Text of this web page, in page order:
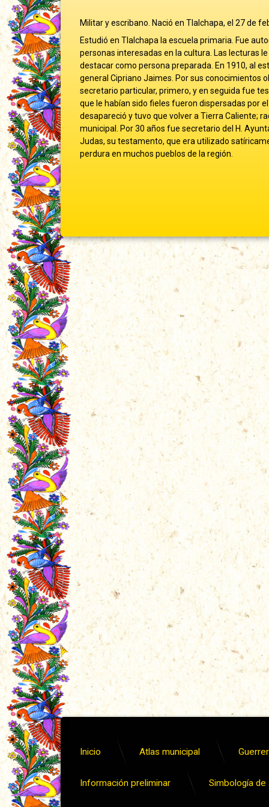
Militar y escribano. Nació en Tlalchapa, el 27 de
Estudió en Tlalchapa la escuela primaria. Fue
personas interesadas en la cultura. Las lecturas
destacar como persona preparada. En 1910, al
general Cipriano Jaimes. Por sus conocimientos
secretario particular, primero, y en seguida fue
que le habían sido fieles fueron dispersadas por
desapareció y tuvo que volver a Tierra Caliente;
municipal. Por 30 años fue secretario del H.
Judas, su testamento, que era utilizado
perdura en muchos pueblos de la región.
Inicio Atlas municipal
Información preliminar Simbología